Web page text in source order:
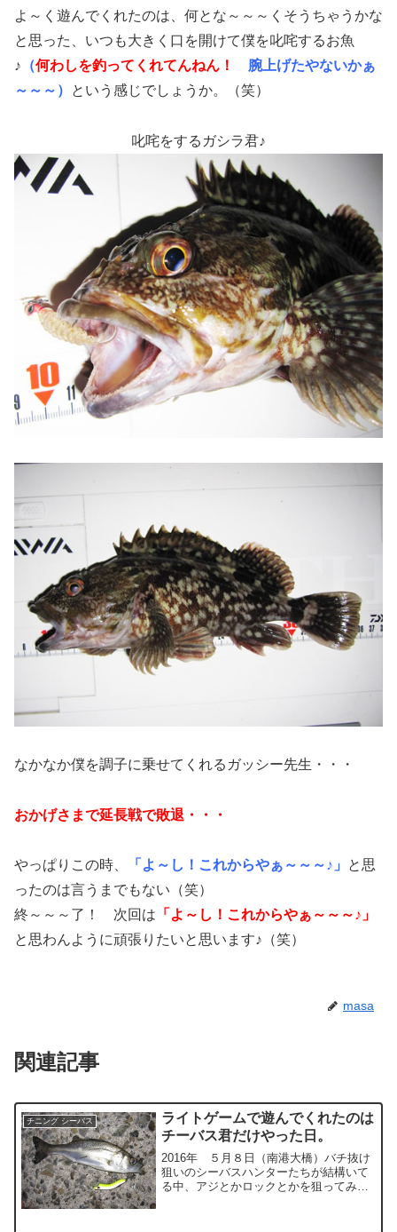
よ～く遊んでくれたのは、何とな～～～くそうちゃうかな
と思った、いつも大きく口を開けて僕を叱咤するお魚
♪ （何わしを釣ってくれてんねん！
腕上げたやないかぁ
～～～）
という感じでしょうか。（笑）
叱咤をするガシラ君♪
なかなか僕を調子に乗せてくれるガッシー先生・・・
おかげさまで延長戦で敗退・・・
やっぱりこの時、 「よ～し！これからやぁ～～～♪」
と思
ったのは言うまでもない（笑）
終～～～了！ 次回は 「よ～し！これからやぁ～～～♪」
と思わんように頑張りたいと思います♪（笑）
masa
関連記事
チニング シーバス
ライトゲームで遊んでくれたのは
チーバス君だけやった日。
2016年 ５月８日（南港大橋）バチ抜け
狙いのシーバスハンターたちが結構いて
る中、アジとかロックとかを狙ってみよ